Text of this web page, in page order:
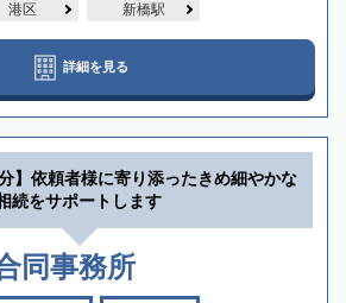
港区 新橋駅
詳細を見る
】依頼者様に寄り添ったきめ細やかな
続をサポートします
同事務所